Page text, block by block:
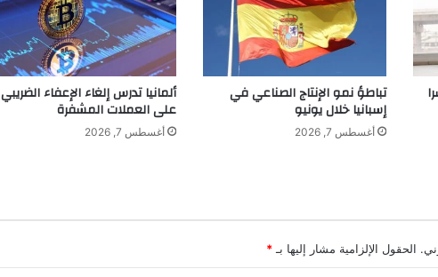
ي
ا
ل
و
ا
ت
تباطؤ نمو الإنتاج الصناعي في
إسبانيا خلال يونيو
أغسطس 7, 2026
ألمانيا تدرس إلغاء الإعفاء الضريبي
على العملات المشفرة
أغسطس 7, 2026
الحقول الإلزامية مشار إليها بـ *